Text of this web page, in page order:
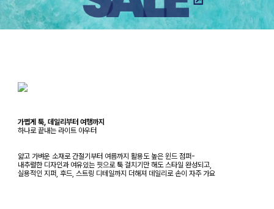
가볍게 툭, 데일리부터 여행까지
하나로 끝내는 라이트 아우터
얇고 가벼운 소재로 간절기부터 여름까지 활용도 높은 윈드 점퍼-
내추럴한 디자인과 여유있는 핏으로 툭 걸치기만 해도 스타일 완성되고,
실용적인 지퍼, 후드, 스트링 디테일까지 더해져 데일리로 손이 자주 가요